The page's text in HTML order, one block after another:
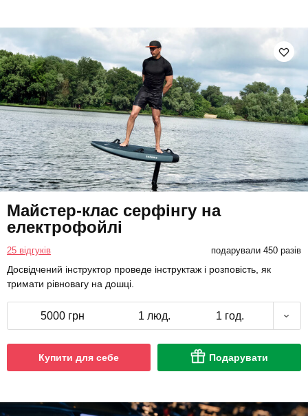
Майстер-клас серфінгу на
електрофойлі
25 відгуків подарували 450 разів
Досвідчений інструктор проведе інструктаж і розповість, як
тримати рівновагу на дошці.
5000 грн 1 люд. 1 год.
Купити для себе Подарувати